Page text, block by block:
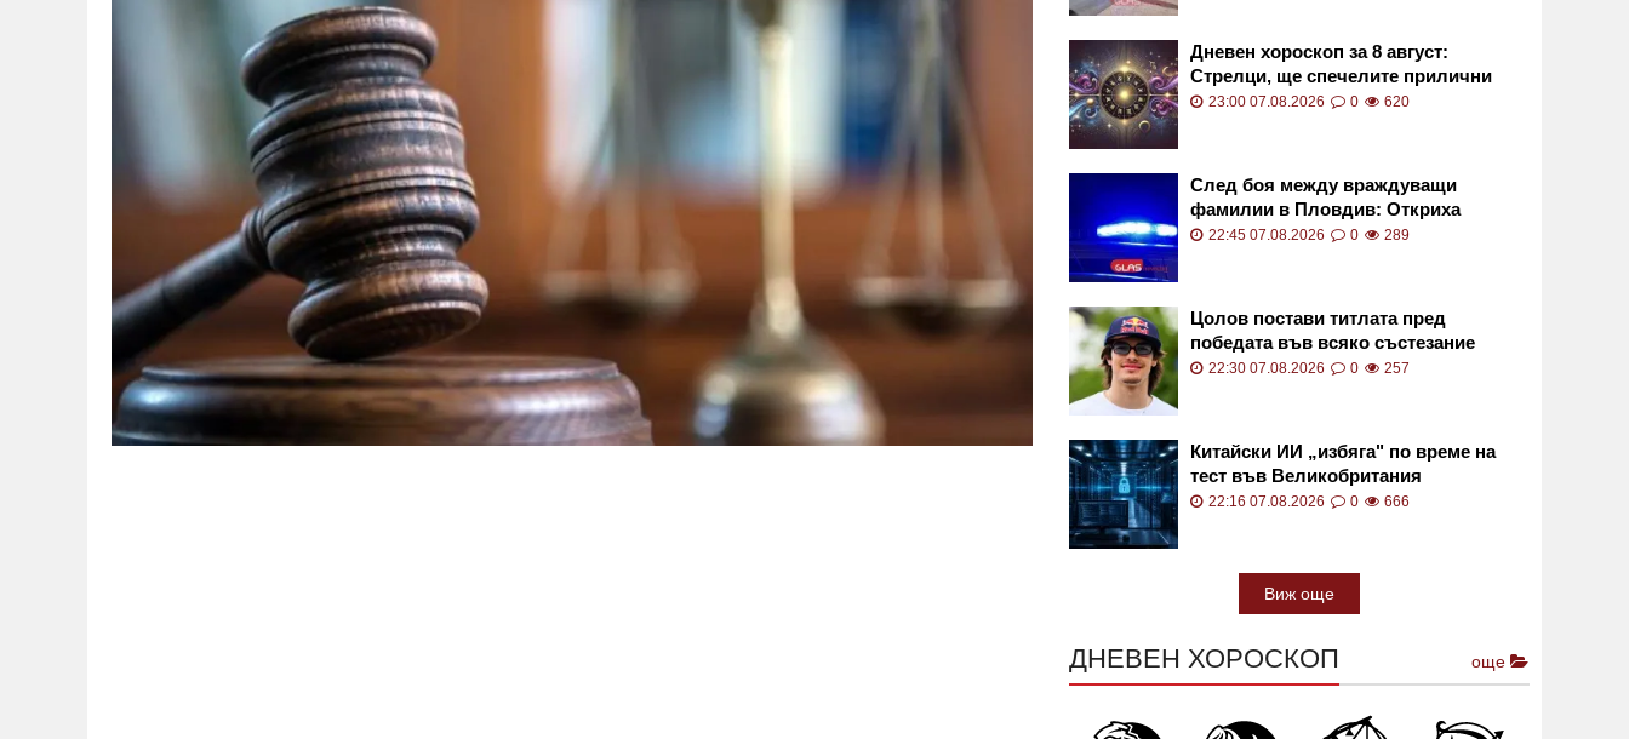
Дневен хороскоп за 8 август:
Стрелци, ще спечелите прилични
суми
23:00 07.08.2026 0 620
След боя между враждуващи
фамилии в Пловдив: Откриха
наркотици в дома на единия от
22:45 07.08.2026 0 289
Цолов постави титлата пред
победата във всяко състезание
22:30 07.08.2026 0 257
Китайски ИИ „избяга" по време на
тест във Великобритания
22:16 07.08.2026 0 666
Виж още
ДНЕВЕН ХОРОСКОП още